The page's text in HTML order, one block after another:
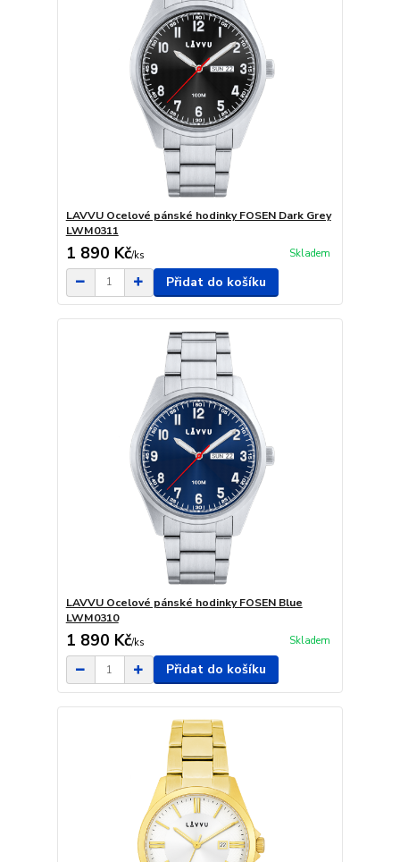
LAVVU Ocelové pánské hodinky FOSEN Dark Grey
LWM0311
1 890 Kč/ks Skladem
Přidat do košíku
LAVVU Ocelové pánské hodinky FOSEN Blue
LWM0310
1 890 Kč/ks Skladem
Přidat do košíku